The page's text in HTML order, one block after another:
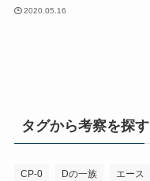
2020.05.16
タグから考察を探す
CP-0 Dの一族 エース